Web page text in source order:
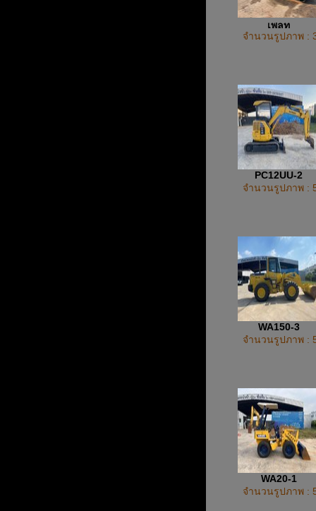
เพลท
จำนวนรูปภาพ :
PC12UU-2
จำนวนรูปภาพ :
WA150-3
จำนวนรูปภาพ :
WA20-1
จำนวนรูปภาพ :